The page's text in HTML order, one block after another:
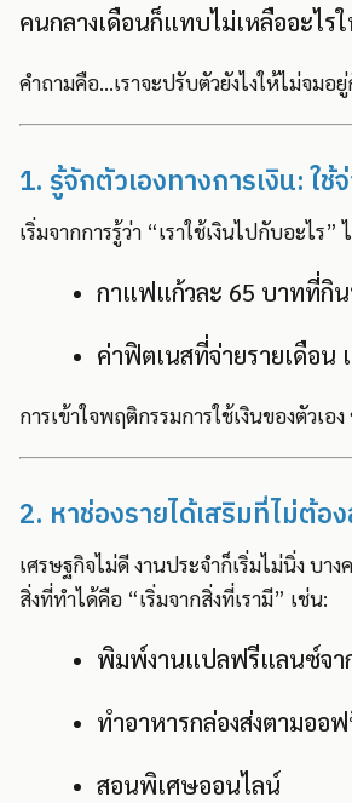
คนกลางเดือนก็แทบไม่เหลืออะไร
คำถามคือ...เราจะปรับตัวยังไงให้ไม่จม
1. รู้จักตัวเองทางการเงิน: ใช้
เริ่มจากการรู้ว่า “เราใช้เงินไปกับอะไ
กาแฟแก้วละ 65 บาทที่กิน
ค่าฟิตเนสที่จ่ายรายเดือน
การเข้าใจพฤติกรรมการใช้เงินของตัวเอ
2. หาช่องรายได้เสริมที่ไม่ต้อ
เศรษฐกิจไม่ดี งานประจำก็เริ่มไม่นิ่ง บ
สิ่งที่ทำได้คือ “เริ่มจากสิ่งที่เรามี” เช่น:
พิมพ์งานแปลฟรีแลนซ์จา
ทำอาหารกล่องส่งตามออ
สอนพิเศษออนไลน์